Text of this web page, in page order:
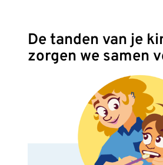
De tanden van je kind, daar
zorgen we samen